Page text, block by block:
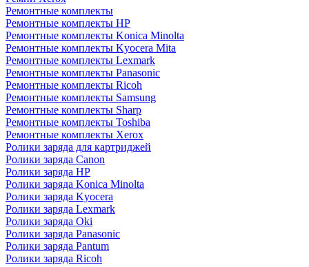
Ремонтные комплекты
Ремонтные комплекты HP
Ремонтные комплекты Konica Minolta
Ремонтные комплекты Kyocera Mita
Ремонтные комплекты Lexmark
Ремонтные комплекты Panasonic
Ремонтные комплекты Ricoh
Ремонтные комплекты Samsung
Ремонтные комплекты Sharp
Ремонтные комплекты Toshiba
Ремонтные комплекты Xerox
Ролики заряда для картриджей
Ролики заряда Canon
Ролики заряда HP
Ролики заряда Konica Minolta
Ролики заряда Kyocera
Ролики заряда Lexmark
Ролики заряда Oki
Ролики заряда Panasonic
Ролики заряда Pantum
Ролики заряда Ricoh